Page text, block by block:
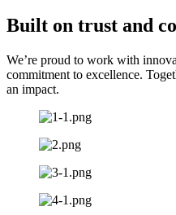
Built on trust and
We’re proud to work with
commitment to excellence.
an impact.